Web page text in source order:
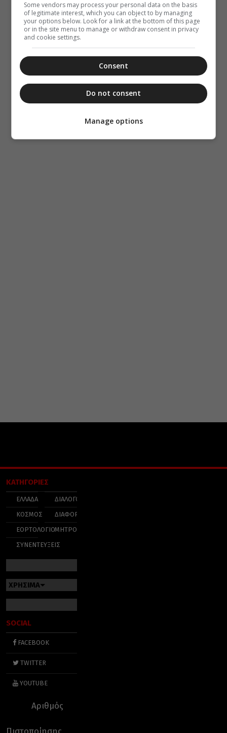
ΚΑΤΗΓΟΡΙΕΣ
ΕΛΛΑΔΑ
ΚΟΣΜΟΣ
ΕΟΡΤΟΛΟΓΙΟ
ΣΥΝΕΝΤΕΥΞΕΙΣ
ΔΙΑΛΟΓΟΣ
ΔΙΑΦΟΡΑ
ΜΗΤΡΟΠΟΛΕΙΣ
ΧΡΗΣΙΜΑ
SOCIAL
FACEBOOK
TWITTER
YOUTUBE
Αριθμός
Some vendors may process your personal data on the basis
of legitimate interest, which you can object to by managing
your options below. Look for a link at the bottom of this page
or in the site menu to manage or withdraw consent in privacy
and cookie settings.
Consent
Do not consent
Manage options